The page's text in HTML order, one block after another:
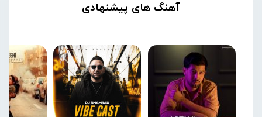
آهنگ های پیشنهادی